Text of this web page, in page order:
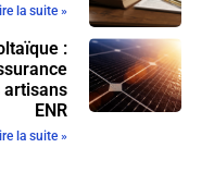
la suite »
:
artisans
ENR
la suite »